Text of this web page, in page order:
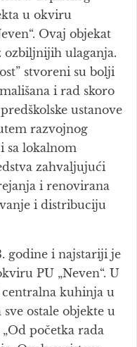
u okviru
Ovaj objekat
ozbiljnijih ulaganja.
stvoreni su bolji
i rad skoro
ustanove
razvojnog
sa lokalnom
zahvaljujući
i renovirana
i distribuciju
godine i najstariji je
PU „Neven“. U
kuhinja u
ostale objekte u
početka rada